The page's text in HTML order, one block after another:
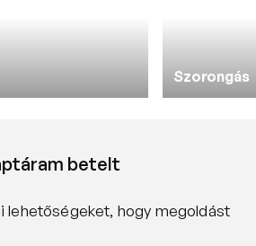
Szorongás
betelt
lehetőségeket, hogy megoldást